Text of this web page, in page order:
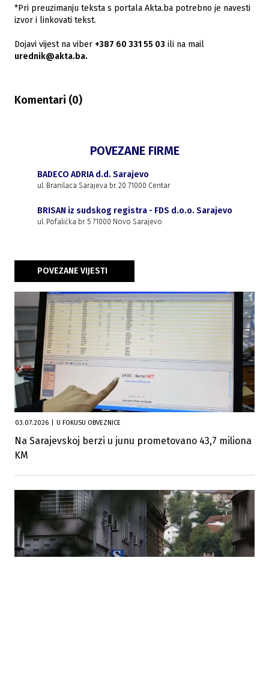
*Pri preuzimanju teksta s portala Akta.ba potrebno je navesti
izvor i linkovati tekst.
Dojavi vijest na viber +387 60 331 55 03 ili na mail
urednik@akta.ba.
Komentari (0)
POVEZANE FIRME
BADECO ADRIA d.d. Sarajevo
ul. Branilaca Sarajeva br. 20 71000 Centar
BRISAN iz sudskog registra - FDS d.o.o. Sarajevo
ul. Pofalićka br. 5 71000 Novo Sarajevo
POVEZANE VIJESTI
03.07.2026 U FOKUSU OBVEZNICE
Na Sarajevskoj berzi u junu prometovano 43,7 miliona
KM